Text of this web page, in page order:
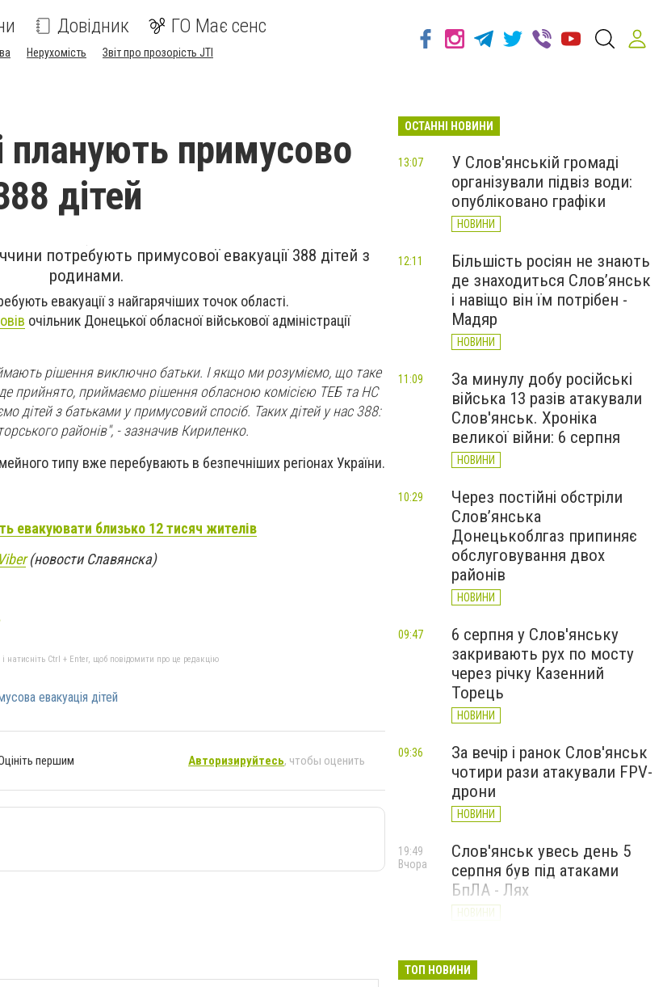
Довідник ГО Має сенс
Нерухомість Звіт про прозорість JTI
планують примусово
дітей
потребують примусової евакуації 388 дітей з
родинами.
евакуації з найгарячіших точок області.
очільник Донецької обласної військової адміністрації
рішення виключно батьки. І якщо ми розуміємо, що таке
прийнято, приймаємо рішення обласною комісією ТЕБ та НС
дітей з батьками у примусовий спосіб. Таких дітей у нас 388:
районів", - зазначив Кириленко.
типу вже перебувають в безпечніших регіонах України.
евакуювати близько 12 тисяч жителів
Viber(новости Славянска)
натисніть Ctrl + Enter, щоб повідомити про це редакцію
евакуація дітей
першим Авторизируйтесь, чтобы оценить
ОСТАННІ НОВИНИ
У Слов'янській громаді
організували підвіз води:
опубліковано графіки
НОВИНИ
13:07
Більшість росіян не знають
де знаходиться Слов’янськ
і навіщо він їм потрібен -
Мадяр
НОВИНИ
12:11
За минулу добу російські
війська 13 разів атакували
Слов'янськ. Хроніка
великої війни: 6 серпня
НОВИНИ
11:09
Через постійні обстріли
Слов’янська
Донецькоблгаз припиняє
обслуговування двох
районів
НОВИНИ
10:29
6 серпня у Слов'янську
закривають рух по мосту
через річку Казенний
Торець
НОВИНИ
09:47
За вечір і ранок Слов'янськ
чотири рази атакували FPV-
дрони
НОВИНИ
09:36
Слов'янськ увесь день 5
серпня був під атаками
БпЛА - Лях
НОВИНИ
19:49
Вчора
БПЛа влучив у
Вчора
ТОП НОВИНИ